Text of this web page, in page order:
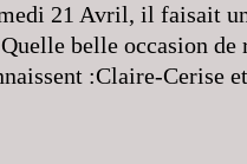
21 Avril, il faisait
belle occasion de
:Claire-Cerise